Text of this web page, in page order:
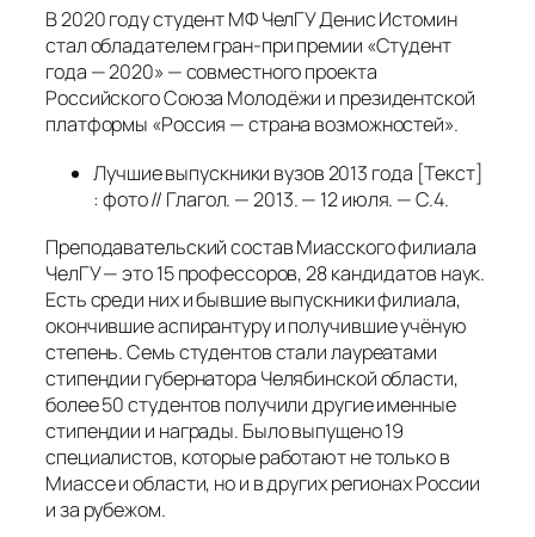
В 2020 году студент МФ ЧелГУ Денис Истомин
стал обладателем гран-при премии «Студент
года — 2020» — совместного проекта
Российского Союза Молодёжи и президентской
платформы «Россия — страна возможностей».
Лучшие выпускники вузов 2013 года [Текст]
: фото // Глагол. — 2013. — 12 июля. — С.4.
Преподавательский состав Миасского филиала
ЧелГУ — это 15 профессоров, 28 кандидатов наук.
Есть среди них и бывшие выпускники филиала,
окончившие аспирантуру и получившие учёную
степень. Семь студентов стали лауреатами
стипендии губернатора Челябинской области,
более 50 студентов получили другие именные
стипендии и награды. Было выпущено 19
специалистов, которые работают не только в
Миассе и области, но и в других регионах России
и за рубежом.